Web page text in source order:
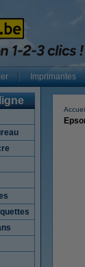
Imprimantes